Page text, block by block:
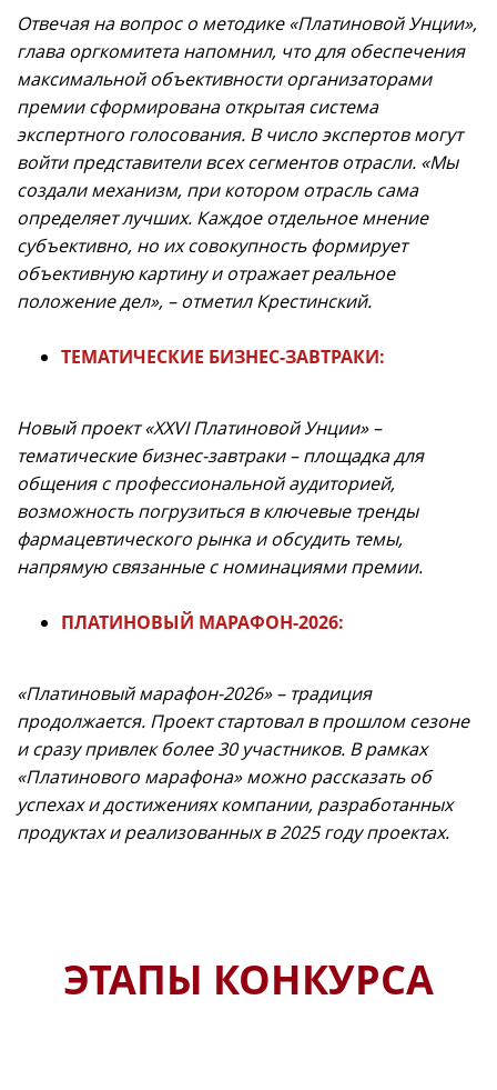
Отвечая на вопрос о методике «Платиновой Унции»,
глава оргкомитета напомнил, что для обеспечения
максимальной объективности организаторами
премии сформирована открытая система
экспертного голосования. В число экспертов могут
войти представители всех сегментов отрасли. «Мы
создали механизм, при котором отрасль сама
определяет лучших. Каждое отдельное мнение
субъективно, но их совокупность формирует
объективную картину и отражает реальное
положение дел», – отметил Крестинский.
ТЕМАТИЧЕСКИЕ БИЗНЕС-ЗАВТРАКИ:
Новый проект «XXVI Платиновой Унции» –
тематические бизнес-завтраки – площадка для
общения с профессиональной аудиторией,
возможность погрузиться в ключевые тренды
фармацевтического рынка и обсудить темы,
напрямую связанные с номинациями премии.
ПЛАТИНОВЫЙ МАРАФОН-2026:
«Платиновый марафон-2026» – традиция
продолжается. Проект стартовал в прошлом сезоне
и сразу привлек более 30 участников. В рамках
«Платинового марафона» можно рассказать об
успехах и достижениях компании, разработанных
продуктах и реализованных в 2025 году проектах.
ЭТАПЫ КОНКУРСА